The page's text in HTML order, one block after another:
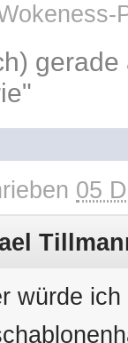
gerade
05
würde